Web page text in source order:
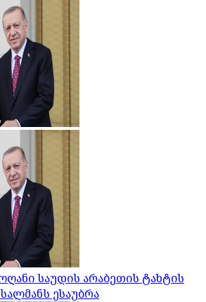
საუდის არაბეთის ტახტის
ესაუბრა